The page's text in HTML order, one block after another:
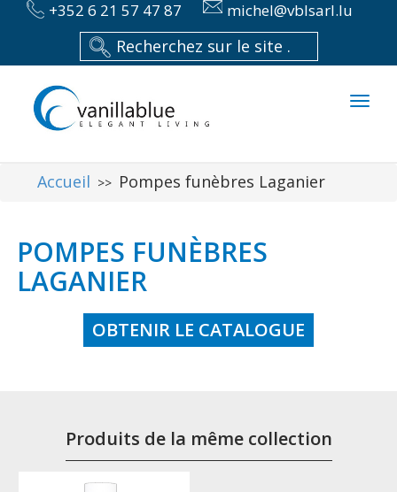
+352 6 21 57 47 87 michel@vblsarl.lu
Accueil >> Pompes funèbres Laganier
POMPES FUNÈBRES
LAGANIER
OBTENIR LE CATALOGUE
Produits de la même collection